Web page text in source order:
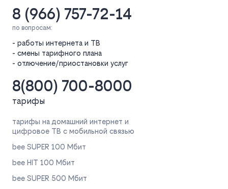
8 (966) 757-72-14
по вопросам:
- работы интернета и ТВ
- смены тарифного плана
- отлючение/приостановки услуг
8(800) 700-8000
тарифы
тарифы на домашний интернет и
цифровое ТВ с мобильной связью
bee SUPER 100 Мбит
bee HIT 100 Мбит
bee SUPER 500 Мбит